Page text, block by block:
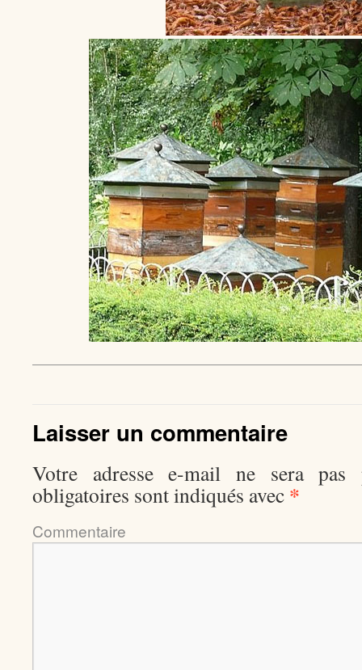
Laisser un commentaire
Votre adresse e-mail ne sera pas
obligatoires sont indiqués avec *